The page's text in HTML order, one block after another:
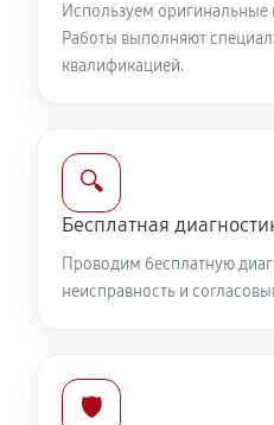
Используем
Работы выполняют
квалификацией.
🔍
Бесплатная
Проводим бесплатную
неисправность и
🛡️